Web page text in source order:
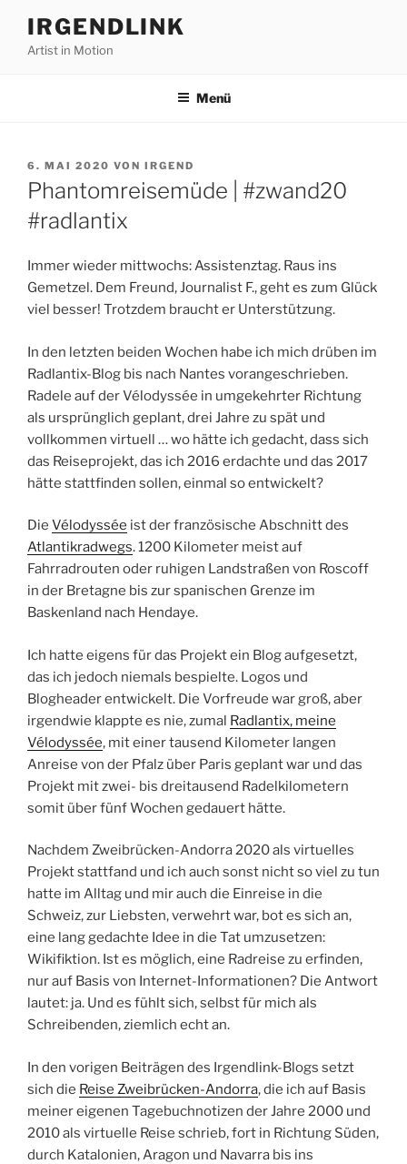
Inhalt
springen
IRGENDLINK
Artist in Motion
Menü
VERÖFFENTLICHT
AM
6. MAI 2020 VON IRGEND
Phantomreisemüde | #zwand20
#radlantix
Immer wieder mittwochs: Assistenztag. Raus ins
Gemetzel. Dem Freund, Journalist F., geht es zum Glück
viel besser! Trotzdem braucht er Unterstützung.
In den letzten beiden Wochen habe ich mich drüben im
Radlantix-Blog bis nach Nantes vorangeschrieben.
Radele auf der Vélodyssée in umgekehrter Richtung
als ursprünglich geplant, drei Jahre zu spät und
vollkommen virtuell … wo hätte ich gedacht, dass sich
das Reiseprojekt, das ich 2016 erdachte und das 2017
hätte stattfinden sollen, einmal so entwickelt?
Die Vélodyssée ist der französische Abschnitt des
Atlantikradwegs. 1200 Kilometer meist auf
Fahrradrouten oder ruhigen Landstraßen von Roscoff
in der Bretagne bis zur spanischen Grenze im
Baskenland nach Hendaye.
Ich hatte eigens für das Projekt ein Blog aufgesetzt,
das ich jedoch niemals bespielte. Logos und
Blogheader entwickelt. Die Vorfreude war groß, aber
irgendwie klappte es nie, zumal Radlantix, meine
Vélodyssée, mit einer tausend Kilometer langen
Anreise von der Pfalz über Paris geplant war und das
Projekt mit zwei- bis dreitausend Radelkilometern
somit über fünf Wochen gedauert hätte.
Nachdem Zweibrücken-Andorra 2020 als virtuelles
Projekt stattfand und ich auch sonst nicht so viel zu tun
hatte im Alltag und mir auch die Einreise in die
Schweiz, zur Liebsten, verwehrt war, bot es sich an,
eine lang gedachte Idee in die Tat umzusetzen:
Wikifiktion. Ist es möglich, eine Radreise zu erfinden,
nur auf Basis von Internet-Informationen? Die Antwort
lautet: ja. Und es fühlt sich, selbst für mich als
Schreibenden, ziemlich echt an.
In den vorigen Beiträgen des Irgendlink-Blogs setzt
sich die Reise Zweibrücken-Andorra, die ich auf Basis
meiner eigenen Tagebuchnotizen der Jahre 2000 und
2010 als virtuelle Reise schrieb, fort in Richtung Süden,
durch Katalonien, Aragon und Navarra bis ins